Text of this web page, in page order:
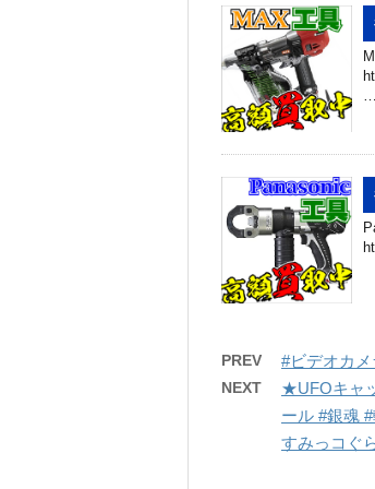
…
PREV #ビデオカメ
NEXT
★UFOキャ
ール #銀魂
すみっコぐ